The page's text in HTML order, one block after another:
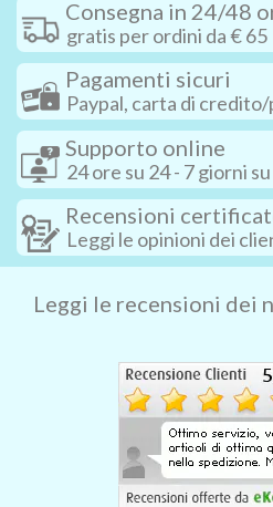
Consegna in 24/48
gratis per ordini da € 65
Pagamenti sicuri
Paypal, carta di
Supporto online
24 ore su 24 - 7 giorni
Recensioni
Leggi le opinioni dei
Leggi le recensioni dei